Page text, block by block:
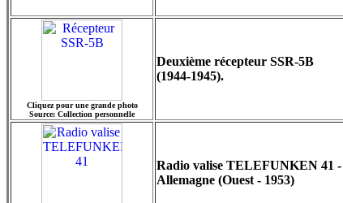
Cliquez pour une grande photo
Source: Collection personnelle
Deuxième récepteur SSR-5B
(1944-1945).
Radio valise TELEFUNKEN 41 -
Allemagne (Ouest - 1953)